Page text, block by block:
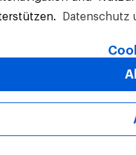
Datenschutz